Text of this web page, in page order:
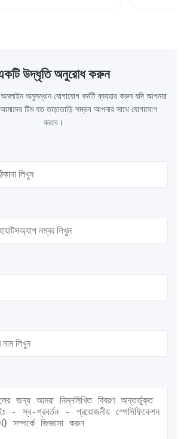
উদ্ধৃতি অনুরোধ করুন
অনুসন্ধান যোগাযোগ ফর্মটি ব্যবহার করুন যদি আপনার
টিম যত তাড়াতাড়ি সম্ভব আপনার সাথে যোগাযোগ
করবে।